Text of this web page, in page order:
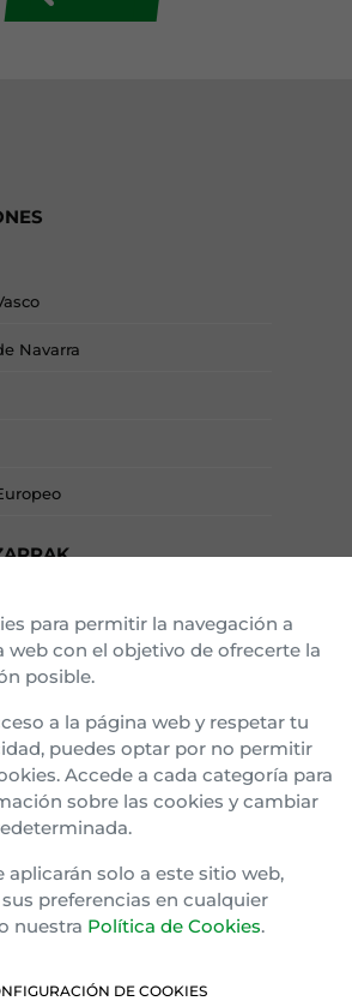
Navarra
Batzar
para permitir la navegación a
web con el objetivo de ofrecerte la
posible.
a la página web y respetar tu
puedes optar por no permitir
Accede a cada categoría para
sobre las cookies y cambiar
aplicarán solo a este sitio web,
preferencias en cualquier
nuestra Política de Cookies.
DE COOKIES